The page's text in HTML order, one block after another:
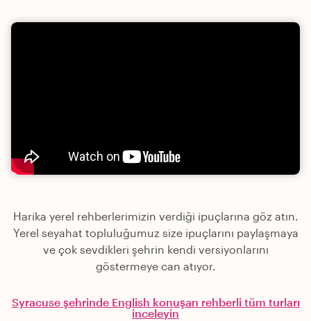
Harika yerel rehberlerimizin verdiği ipuçlarına göz atın.
Yerel seyahat topluluğumuz size ipuçlarını paylaşmaya
ve çok sevdikleri şehrin kendi versiyonlarını
göstermeye can atıyor.
Syracuse şehrinde English konuşan rehberli tüm turları
inceleyin